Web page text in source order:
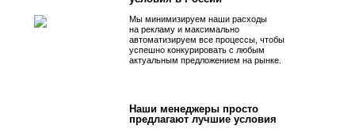
Мы минимизируем наши расходы
на рекламу и максимально
автоматизируем все процессы, чтобы
успешно конкурировать с любым
актуальным предложением на рынке.
Наши менеджеры просто
предлагают лучшие условия